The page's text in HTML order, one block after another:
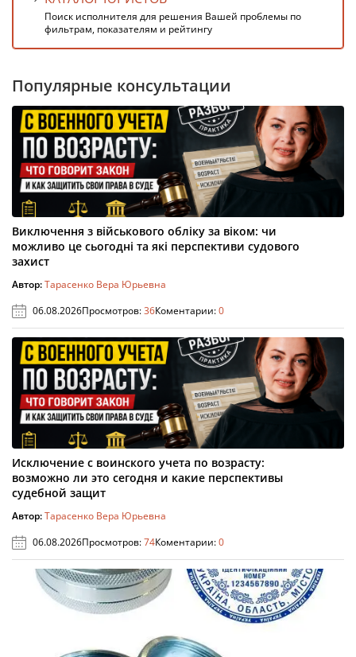
Поиск исполнителя для решения Вашей проблемы по
фильтрам, показателям и рейтингу
Популярные консультации
Виключення з військового обліку за віком: чи
можливо це сьогодні та які перспективи судового
захист
Автор:Тарасенко Вера Юрьевна
06.08.2026Просмотров:36Коментарии:0
Исключение с воинского учета по возрасту:
возможно ли это сегодня и какие перспективы
судебной защит
Автор:Тарасенко Вера Юрьевна
06.08.2026Просмотров:74Коментарии:0